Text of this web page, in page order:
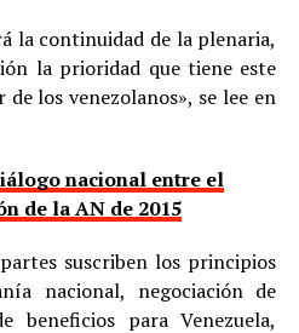
la continuidad de la plenaria,
la prioridad que tiene este
los venezolanos», se lee en
nacional entre el
de la AN de 2015
suscriben los principios
nacional, negociación de
beneficios para Venezuela,